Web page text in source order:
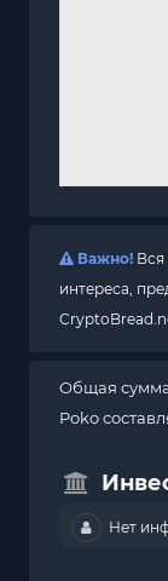
Важно!
интереса,
Общая
Poko
Нет